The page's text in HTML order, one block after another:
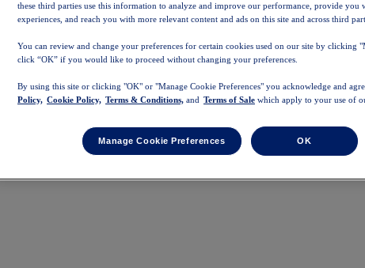
these third parties use this information to analyze and improve our performance, provide you
experiences, and reach you with more relevant content and ads on this site and across third
You can review and change your preferences for certain cookies used on our site by clicking
click “OK” if you would like to proceed without changing your preferences.
By using this site or clicking "OK" or "Manage Cookie Preferences" you acknowledge and
Policy, Cookie Policy, Terms & Conditions, and Terms of Sale which apply to your use of
Manage Cookie Preferences OK